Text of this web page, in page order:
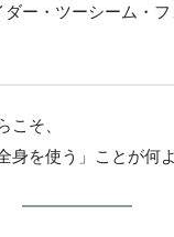
ダー・ツーシーム・
こそ、
身を使う」ことが何